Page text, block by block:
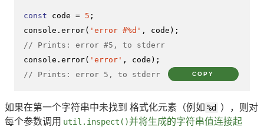
const code = 5
console . error( 'error #%d'
// Prints: error #5, to stderr
console . error( 'error'
// Prints: error 5, to stderr
COPY
如果在第一个字符串中未找到 格式化元素（例如 %d
），则对
每个参数调用 util.inspect()并将生成的字符串值连接起